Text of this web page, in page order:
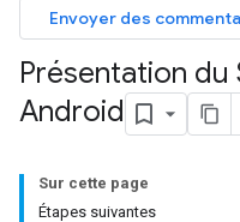
Envoyer des
Présentation du
Android
Sur cette page
Étapes suivantes